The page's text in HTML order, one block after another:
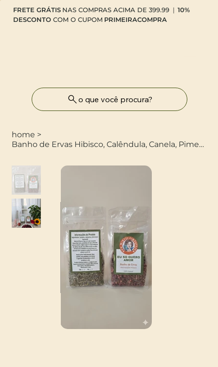
FRETE GRÁTIS NAS COMPRAS ACIMA DE 399.99 |10%
DESCONTOCOM O CUPOM PRIMEIRACOMPRA
o que você procura?
home >
Banho de Ervas Hibisco, Calêndula, Canela, Pimenta Rosa e Açúcar Mascavo